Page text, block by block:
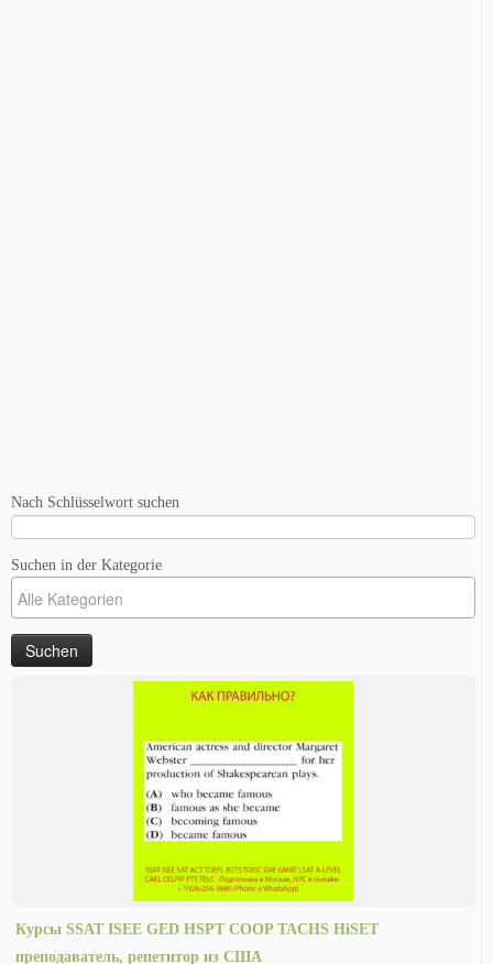
Nach Schlüsselwort suchen
Suchen in der Kategorie
Курсы SSAT ISEE GED HSPT COOP TACHS HiSET
преподаватель, репетитор из США